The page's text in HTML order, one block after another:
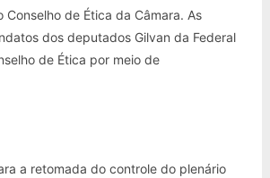
de Ética da Câmara. As
dos deputados Gilvan da Federal
de Ética por meio de
a retomada do controle do plenário